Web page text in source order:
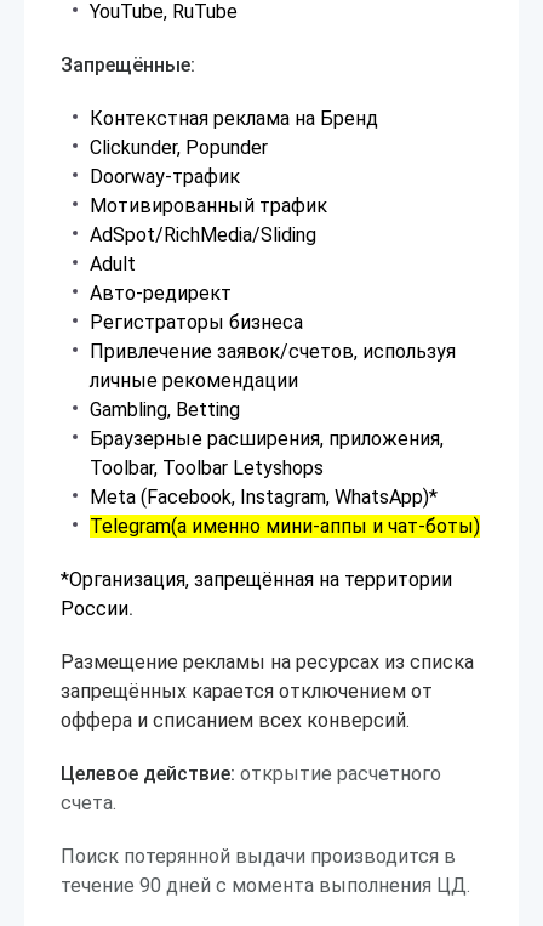
YouTube, RuTube
Запрещённые:
Контекстная реклама на Бренд
Clickunder, Popunder
Doorway-трафик
Мотивированный трафик
AdSpot/RichMedia/Sliding
Adult
Авто-редирект
Регистраторы бизнеса
Привлечение заявок/счетов, используя
личные рекомендации
Gambling, Betting
Браузерные расширения, приложения,
Toolbar, Toolbar Letyshops
Meta (Facebook, Instagram, WhatsApp)*
Telegram(а именно мини-аппы и чат-боты)
*Организация, запрещённая на территории
России.
Размещение рекламы на ресурсах из списка
запрещённых карается отключением от
оффера и списанием всех конверсий.
Целевое действие: открытие расчетного
счета.
Поиск потерянной выдачи производится в
течение 90 дней с момента выполнения ЦД.